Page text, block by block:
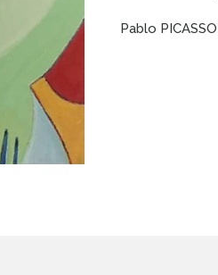
Pablo